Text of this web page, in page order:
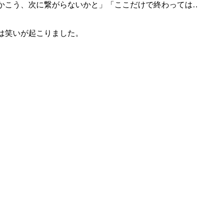
う、次に繋がらないかと」「ここだけで終わって
いが起こりました。